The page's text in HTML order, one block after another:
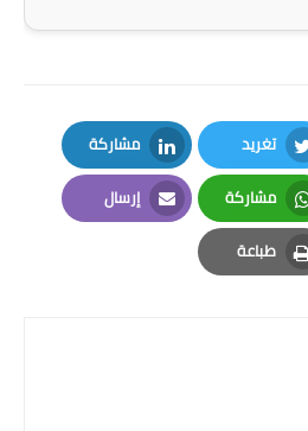
تغريد
Twitter
مشاركة
LinkedIn
مشاركة
Whatsapp
إرسال
Email
طباعة
Print